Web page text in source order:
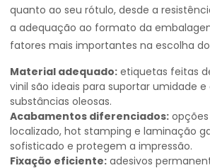
quanto ao seu rótulo, desde a
a adequação ao formato da
fatores mais importantes na escolha
Material adequado: etiquetas feitas
vinil são ideais para suportar umidade
substâncias oleosas.
Acabamentos diferenciados:
localizado, hot stamping e laminação
sofisticado e protegem a impressão.
Fixação eficiente: adesivos